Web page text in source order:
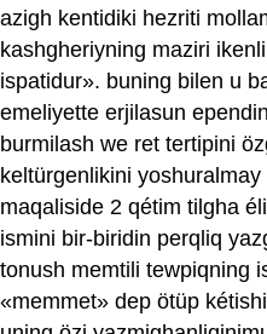
azigh kentidiki hezriti
kashgheriyning maziri
ispatidur». buning bilen u
emeliyette erjilasun
burmilash we ret tertipini
keltürgenlikini
maqaliside 2 qétim tilgha
ismini bir-biridin perqliq
tonush memtili tewpiqning
«memmet» dep ötüp